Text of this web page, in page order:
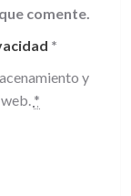
comente.
*
y
*